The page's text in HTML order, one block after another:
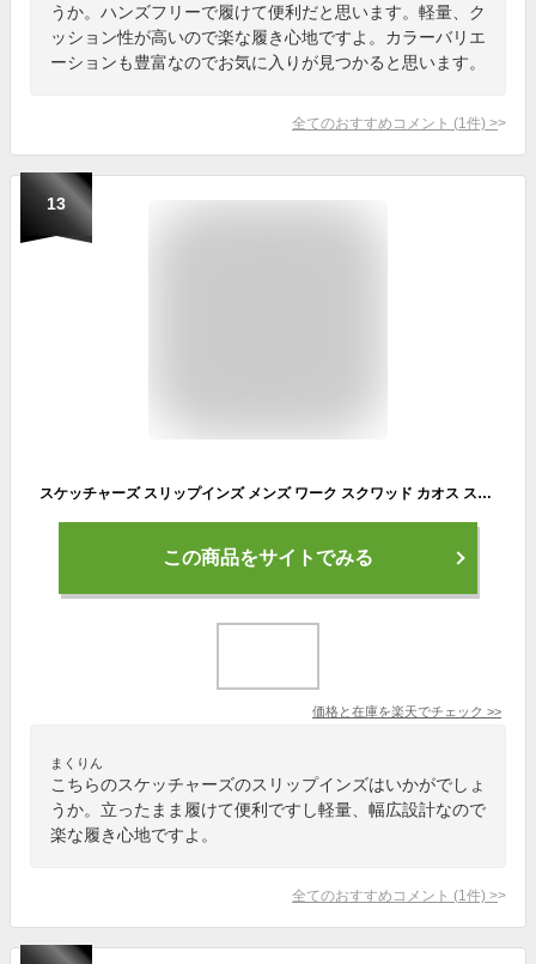
うか。ハンズフリーで履けて便利だと思います。軽量、ク
ッション性が高いので楽な履き心地ですよ。カラーバリエ
ーションも豊富なのでお気に入りが見つかると思います。
全てのおすすめコメント (1 件) >
13
スケッチャーズ スリップインズ メンズ ワーク スクワッド カオス スティヴィグ SR 200254W BLK ブラック ハンズフリー スニーカー SKECHERS Slip-ins Work Squad Chaos SR Stivig 防滑 静電 ワイド 幅広 ゆったり ローカット スリッポン
この商品をサイトでみる
価格と在庫を楽天でチェック >>
まくりん
こちらのスケッチャーズのスリップインズはいかがでしょ
うか。立ったまま履けて便利ですし軽量、幅広設計なので
楽な履き心地ですよ。
全てのおすすめコメント (1 件) >